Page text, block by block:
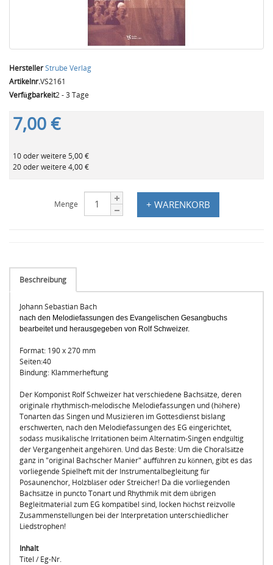
HerstellerStrube Verlag
Artikelnr.VS2161
Verfügbarkeit2 - 3 Tage
7,00 €
10 oder weitere 5,00 €
20 oder weitere 4,00 €
Menge + WARENKORB
Beschreibung
Johann Sebastian Bach
nach den Melodiefassungen des Evangelischen Gesangbuchs
bearbeitet und herausgegeben von Rolf Schweizer.
Format: 190 x 270 mm
Seiten:40
Bindung: Klammerheftung
Der Komponist Rolf Schweizer hat verschiedene Bachsätze, deren
originale rhythmisch-melodische Melodiefassungen und (höhere)
Tonarten das Singen und Musizieren im Gottesdienst bislang
erschwerten, nach den Melodiefassungen des EG eingerichtet,
sodass musikalische Irritationen beim Alternatim-Singen endgültig
der Vergangenheit angehören. Und das Beste: Um die Choralsätze
ganz in "original Bachscher Manier" aufführen zu können, gibt es das
vorliegende Spielheft mit der Instrumentalbegleitung für
Posaunenchor, Holzbläser oder Streicher! Da die vorliegenden
Bachsätze in puncto Tonart und Rhythmik mit dem übrigen
Begleitmaterial zum EG kompatibel sind, locken höchst reizvolle
Zusammenstellungen bei der Interpretation unterschiedlicher
Liedstrophen!
Inhalt
Titel / Eg-Nr.